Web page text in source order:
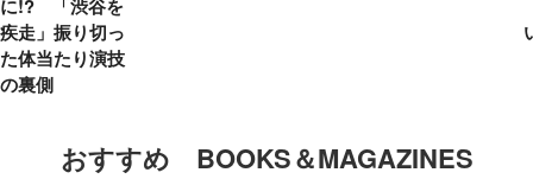
に!? 「渋谷を
疾走」振り切っ
た体当たり演技
の裏側
おすすめ BOOKS＆MAGAZINES